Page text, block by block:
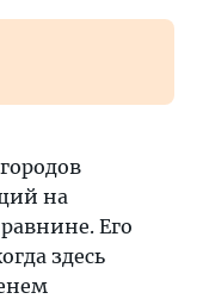
на
Его
здесь